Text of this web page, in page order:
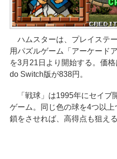
ハムスターは、プレイステ
用パズルゲーム「アーケード
を3月21日より開始する。価
do Switch版が838円。
「戦球」は1995年にセイブ
ゲーム。同じ色の球を4つ以
鎖をさせれば、高得点も狙える